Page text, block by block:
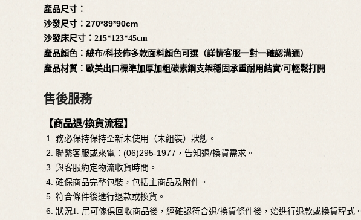
產品尺寸：
沙發尺寸：270*89*90cm
沙發床尺寸： 215*123*45cm
產品顏色：絨布/科技佈多款面料顏色可選（詳情客服一對一確認溝通）
產品材質：歐美出口標準加厚加粗碳素鋼支架穩固承重耐用結實/可輕鬆打開
售後服務
【商品退/換貨流程】
務必保持保持全新未使用（未組裝）狀態。
聯繫客服或來電：(06)295-1977，告知退/換貨需求。
與客服約定物流收貨時間。
確保商品完整包裝，包括主商品及附件。
符合條件後進行退款或換貨。
狀況1. 尼可傢俱回收商品後，經確認符合退/換貨條件後，始進行退款或換貨程式。